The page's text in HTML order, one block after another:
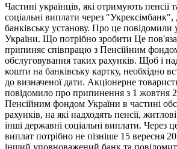
Частині українців, які отримують пенсії
соціальні виплати через "Укрексімбанк",
банківську установу. Про це
України. Що потрібно зробити Це
припиняє співпрацю з Пенсійним
обслуговування таких рахунків. Щоб і
кошти на банківську картку, необхідно
до визначеної дати. Акціонерне
повідомило про припинення з 1 жовтня
Пенсійним фондом України в частині
рахунків, на які надходять пенсії,
інші державні соціальні виплати. Через
виплат потрібно не пізніше 15 вересня
інший уповноважений банк та